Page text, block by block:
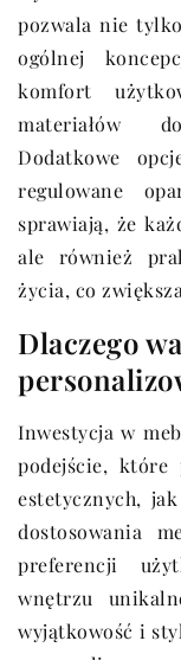
pozwala nie
ogólnej
komfort
materiałów
Dodatkowe
regulowane
sprawiają, że
ale również
życia, co
Dlaczego
Inwestycja w
podejście, które
estetycznych,
dostosowania
preferencji
wnętrzu
wyjątkowość i